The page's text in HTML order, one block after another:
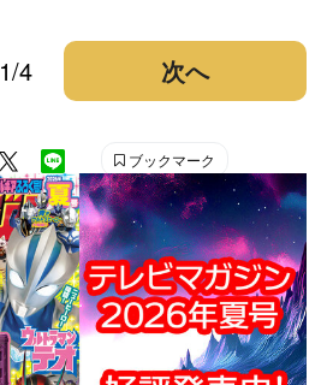
1/4 次へ
ブックマーク